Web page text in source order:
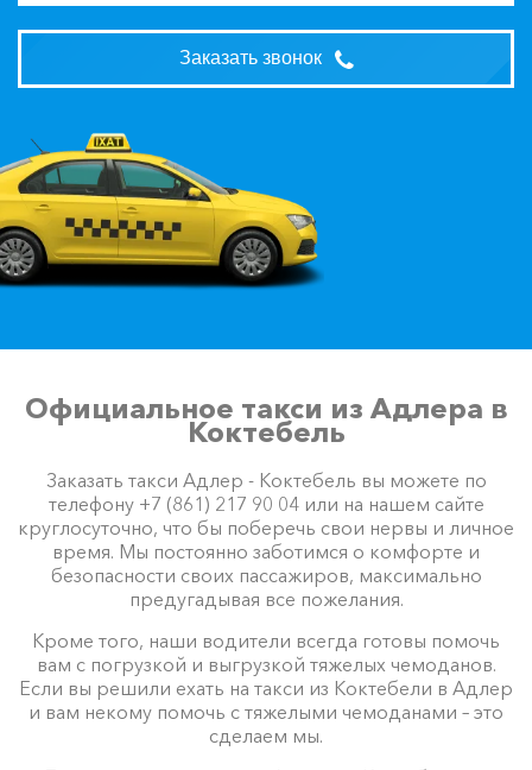
Заказать звонок
Официальное такси из Адлера в
Коктебель
Заказать такси Адлер - Коктебель вы можете по
телефону +7 (861) 217 90 04 или на нашем сайте
круглосуточно, что бы поберечь свои нервы и личное
время. Мы постоянно заботимся о комфорте и
безопасности своих пассажиров, максимально
предугадывая все пожелания.
Кроме того, наши водители всегда готовы помочь
вам с погрузкой и выгрузкой тяжелых чемоданов.
Если вы решили ехать на такси из Коктебели в Адлер
и вам некому помочь с тяжелыми чемоданами – это
сделаем мы.